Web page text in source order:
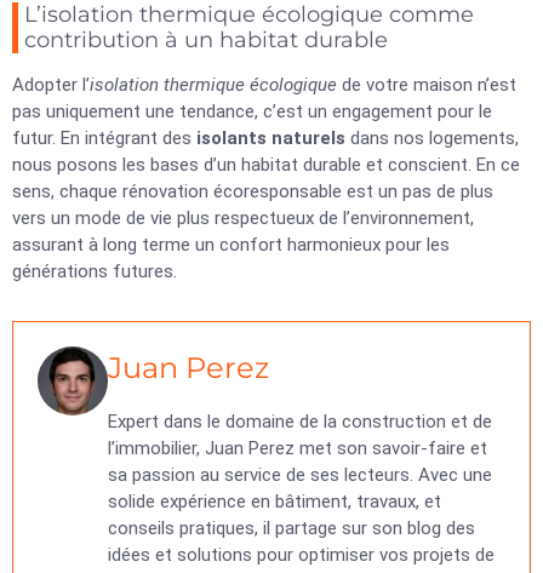
L’isolation thermique écologique comme
contribution à un habitat durable
Adopter l’isolation thermique écologique de votre maison n’est
pas uniquement une tendance, c’est un engagement pour le
futur. En intégrant des isolants naturels dans nos logements,
nous posons les bases d’un habitat durable et conscient. En ce
sens, chaque rénovation écoresponsable est un pas de plus
vers un mode de vie plus respectueux de l’environnement,
assurant à long terme un confort harmonieux pour les
générations futures.
Juan Perez
Expert dans le domaine de la construction et de
l’immobilier, Juan Perez met son savoir-faire et
sa passion au service de ses lecteurs. Avec une
solide expérience en bâtiment, travaux, et
conseils pratiques, il partage sur son blog des
idées et solutions pour optimiser vos projets de